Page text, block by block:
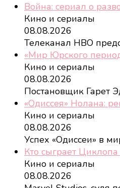
Война: сериал о
Кино и сериалы
08.08.2026
Телеканал HBO
«Мир Юрского
Кино и сериалы
08.08.2026
Постановщик Гарет
«Одиссея» Нолана:
Кино и сериалы
08.08.2026
Успех «Одиссеи» в
Кто сыграет
Кино и сериалы
08.08.2026